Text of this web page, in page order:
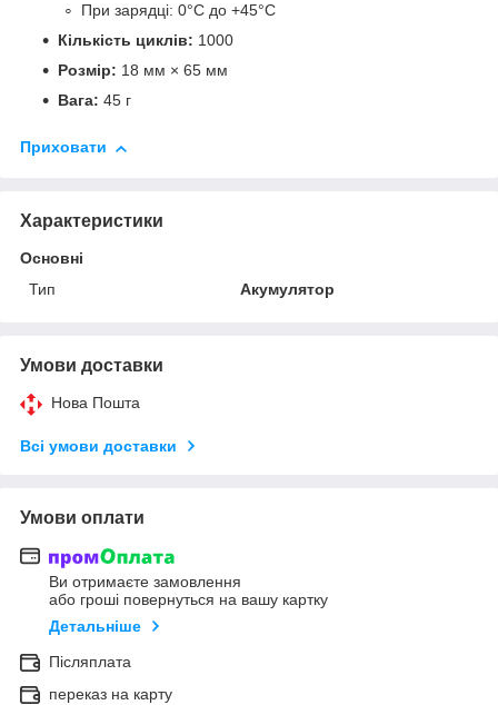
При зарядці: 0°C до +45°C
Кількість циклів: 1000
Розмір: 18 мм × 65 мм
Вага: 45 г
Приховати
Характеристики
Основні
Тип
Акумулятор
Умови доставки
Нова Пошта
Всі умови доставки
Умови оплати
Ви отримаєте замовлення
або гроші повернуться на вашу картку
Детальніше
Післяплата
переказ на карту